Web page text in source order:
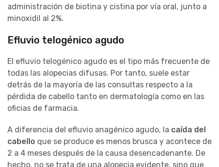
administración de biotina y cistina por vía oral, junto a
minoxidil al 2%.
Efluvio telogénico agudo
El efluvio telogénico agudo es el tipo más frecuente de
todas las alopecias difusas. Por tanto, suele estar
detrás de la mayoría de las consultas respecto a la
pérdida de cabello tanto en dermatología como en las
oficias de farmacia.
A diferencia del efluvio anagénico agudo, la caída del
cabello que se produce es menos brusca y acontece de
2 a 4 meses después de la causa desencadenante. De
hecho, no se trata de una alopecia evidente, sino que